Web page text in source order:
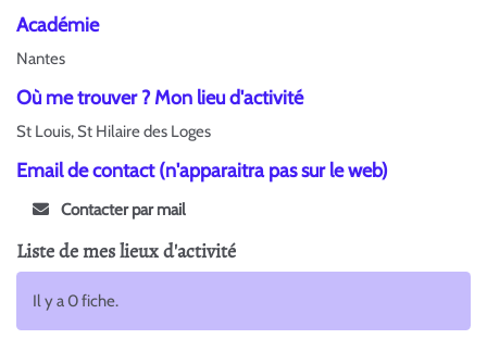
Académie
Nantes
Où me trouver ? Mon lieu d'activité
St Louis, St Hilaire des Loges
Email de contact (n'apparaitra pas sur le web)
Contacter par mail
Liste de mes lieux d'activité
Il y a 0 fiche.